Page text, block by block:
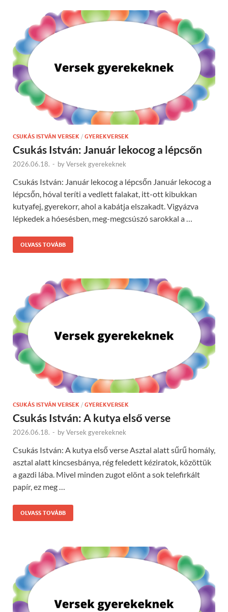
CSUKÁS ISTVÁN VERSEK / GYEREKVERSEK
Csukás István: Január lekocog a lépcsőn
2026.06.18. - byVersek gyerekeknek
Csukás István: Január lekocog a lépcsőn Január lekocog a
lépcsőn, hóval teríti a vedlett falakat, itt-ott kibukkan
kutyafej, gyerekorr, ahol a kabátja elszakadt. Vigyázva
lépkedek a hóesésben, meg-megcsúszó sarokkal a …
OLVASS TOVÁBB
CSUKÁS ISTVÁN VERSEK / GYEREKVERSEK
Csukás István: A kutya első verse
2026.06.18. - byVersek gyerekeknek
Csukás István: A kutya első verse Asztal alatt sűrű homály,
asztal alatt kincsesbánya, rég feledett kéziratok, közöttük
a gazdi lába. Mivel minden zugot elönt a sok telefirkált
papír, ez meg …
OLVASS TOVÁBB